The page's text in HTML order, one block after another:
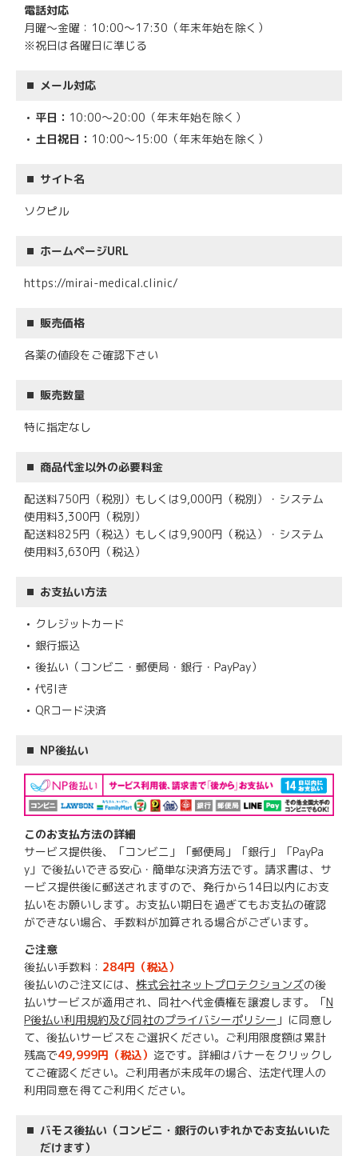
電話対応
月曜〜金曜：10:00～17:30（年末年始を除く）
※祝日は各曜日に準じる
メール対応
平日： 10:00～20:00（年末年始を除く）
土日祝日： 10:00～15:00（年末年始を除く）
サイト名
ソクピル
ホームページURL
https://mirai-medical.clinic/
販売価格
各薬の値段をご確認下さい
販売数量
特に指定なし
商品代金以外の必要料金
配送料750円（税別）もしくは9,000円（税別）・システム
使用料3,300円（税別）
配送料825円（税込）もしくは9,900円（税込）・システム
使用料3,630円（税込）
お支払い方法
クレジットカード
銀行振込
後払い（コンビニ・郵便局・銀行・PayPay）
代引き
QRコード決済
NP後払い
このお支払方法の詳細
サービス提供後、「コンビニ」「郵便局」「銀行」「PayPa
y」で後払いできる安心・簡単な決済方法です。請求書は、サ
ービス提供後に郵送されますので、発行から14日以内にお支
払いをお願いします。お支払い期日を過ぎてもお支払の確認
ができない場合、手数料が加算される場合がございます。
ご注意
後払い手数料： 284円（税込）
後払いのご注文には、 株式会社ネットプロテクションズの後
払いサービスが適用され、同社へ代金債権を譲渡します。「N
P後払い利用規約及び同社のプライバシーポリシー 」に同意し
て、後払いサービスをご選択ください。ご利用限度額は累計
残高で49,999円（税込） 迄です。詳細はバナーをクリックし
てご確認ください。ご利用者が未成年の場合、法定代理人の
利用同意を得てご利用ください。
バモス後払い（コンビニ・銀行のいずれかでお支払いいた
だけます）